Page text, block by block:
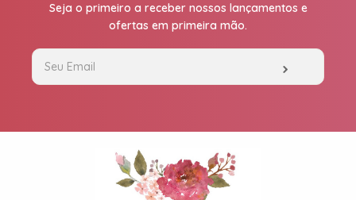
Seja o primeiro a receber nossos lançamentos e
ofertas em primeira mão.